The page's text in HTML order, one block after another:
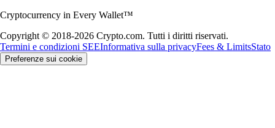
Cryptocurrency in Every Wallet™
Copyright © 2018-2026 Crypto.com. Tutti i diritti riservati.
Termini e condizioni SEEInformativa sulla privacyFees & LimitsStato
Preferenze sui cookie